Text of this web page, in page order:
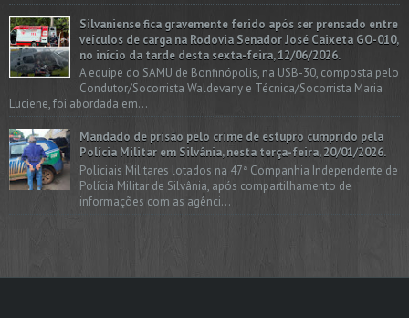
Silvaniense fica gravemente ferido após ser prensado entre
veículos de carga na Rodovia Senador José Caixeta GO-010,
no início da tarde desta sexta-feira, 12/06/2026.
A equipe do SAMU de Bonfinópolis, na USB-30, composta pelo
Condutor/Socorrista Waldevany e Técnica/Socorrista Maria
Luciene, foi abordada em...
Mandado de prisão pelo crime de estupro cumprido pela
Polícia Militar em Silvânia, nesta terça-feira, 20/01/2026.
Policiais Militares lotados na 47ª Companhia Independente de
Polícia Militar de Silvânia, após compartilhamento de
informações com as agênci...